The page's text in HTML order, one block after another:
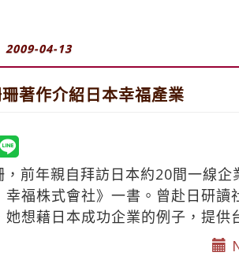
2009-04-13
著作介紹日本幸福產業
，前年親自拜訪日本約20間一線
幸福株式會社》一書。曾赴日研
想藉日本成功企業的例子，提供